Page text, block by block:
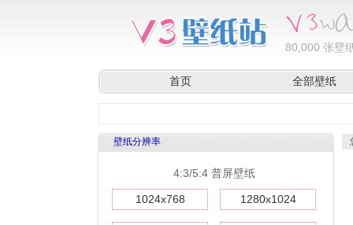
80,000 张壁
首页 全部壁纸
壁纸分辨率
4:3/5:4 普屏壁纸
1024x768 1280x1024